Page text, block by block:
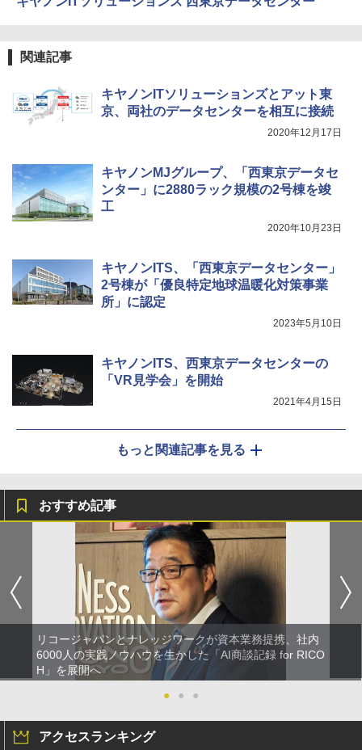
関連記事
キヤノンITソリューションズとアット東
京、両社のデータセンターを相互に接続
2020年12月17日
キヤノンMJグループ、「西東京データセ
ンター」に2880ラック規模の2号棟を竣
工
2020年10月23日
キヤノンITS、「西東京データセンター」
2号棟が「優良特定地球温暖化対策事業
所」に認定
2023年5月10日
キヤノンITS、西東京データセンターの
「VR見学会」を開始
2021年4月15日
もっと関連記事を見る
おすすめ記事
リコージャパンとナレッジワークが資本業務提携、社内
6000人の実践ノウハウを生かした「AI商談記録 for RICO
H」を展開へ
●
● ●
アクセスランキング